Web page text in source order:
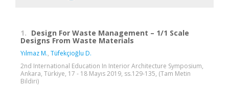
1. Design For Waste Management – 1/1 Scale
Designs From Waste Materials
Yılmaz M., Tüfekçioğlu D.
2nd International Education In Interior Architecture Symposium,
Ankara, Türkiye, 17 - 18 Mayıs 2019, ss.129-135, (Tam Metin
Bildiri)